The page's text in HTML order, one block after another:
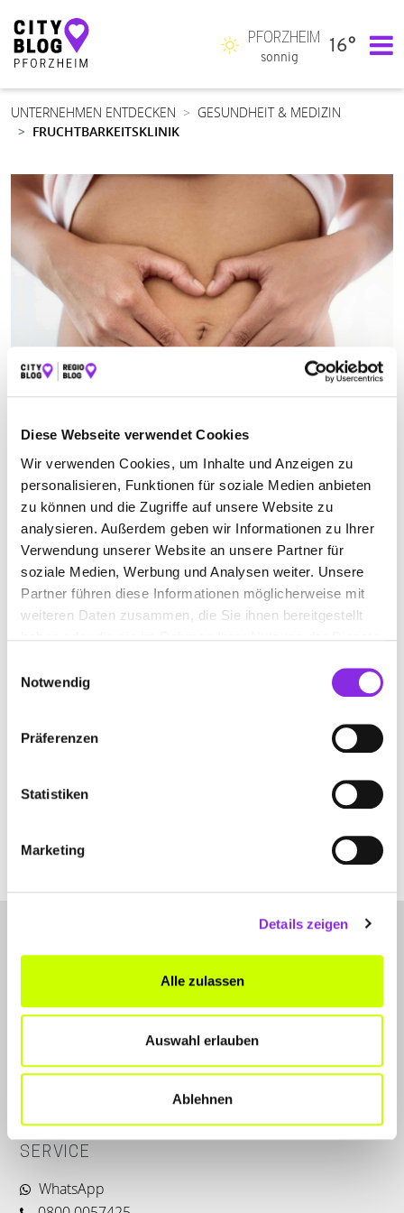
Diese Webseite verwendet Cookies
Wir verwenden Cookies, um Inhalte und Anzeigen zu
personalisieren, Funktionen für soziale Medien anbieten
zu können und die Zugriffe auf unsere Website zu
analysieren. Außerdem geben wir Informationen zu Ihrer
Verwendung unserer Website an unsere Partner für
soziale Medien, Werbung und Analysen weiter. Unsere
Partner führen diese Informationen möglicherweise mit
weiteren Daten zusammen, die Sie ihnen bereitgestellt
Notwendig
Präferenzen
Statistiken
Marketing
Details zeigen
Alle zulassen
Auswahl erlauben
Ablehnen
Hauptnavigation
PFORZHEIM
sonnig
16°
UNTERNEHMEN ENTDECKEN
GESUNDHEIT & MEDIZIN
FRUCHTBARKEITSKLINIK
FRUCHTBARKEITSKLINIK IN UND UM
PFORZHEIM
Suchen nach
Finden
+4972312808280
LET'S CONNECT
SERVICE
WhatsApp